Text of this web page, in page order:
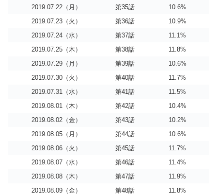
2019.07.22（月）
第35話
10.6%
2019.07.23（火）
第36話
10.9%
2019.07.24（水）
第37話
11.1%
2019.07.25（木）
第38話
11.8%
2019.07.29（月）
第39話
10.6%
2019.07.30（火）
第40話
11.7%
2019.07.31（水）
第41話
11.5%
2019.08.01（木）
第42話
10.4%
2019.08.02（金）
第43話
10.2%
2019.08.05（月）
第44話
10.6%
2019.08.06（火）
第45話
11.7%
2019.08.07（水）
第46話
11.4%
2019.08.08（木）
第47話
11.9%
2019.08.09（金）
第48話
11.8%